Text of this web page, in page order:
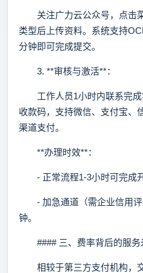
关注广力云公众号，点击菜
类型后上传资料。系统支持
分钟即可完成提交。
3. **审核与激活**：
工作人员1小时内联系完成
收款码，支持微信、支付宝、
渠道支付。
**办理时效**：
- 正常流程1-3小时可完成开
- 加急通道（需企业信用评
钟。
#### 三、费率背后的服务
相较于第三方支付机构，